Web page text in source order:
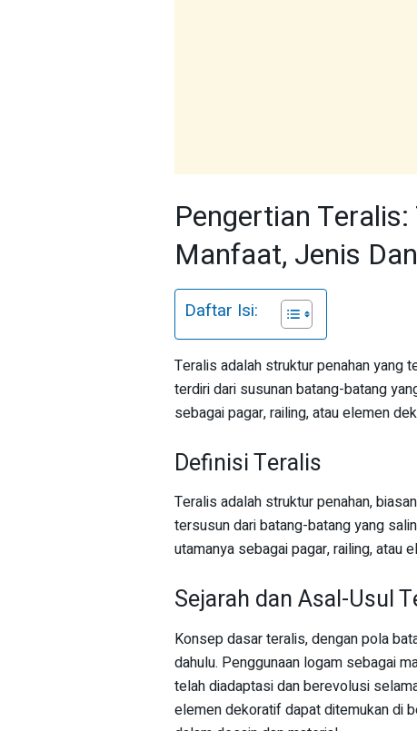
Pengertian
Manfaat, Jenis
Daftar Isi:
Teralis adalah struktur penahan yang
terdiri dari susunan batang-batang
sebagai pagar, railing, atau elemen
Definisi Teralis
Teralis adalah struktur penahan,
tersusun dari batang-batang yang
utamanya sebagai pagar, railing, atau
Sejarah dan Asal-Usul
Konsep dasar teralis, dengan pola
dahulu. Penggunaan logam sebagai
telah diadaptasi dan berevolusi
elemen dekoratif dapat ditemukan di